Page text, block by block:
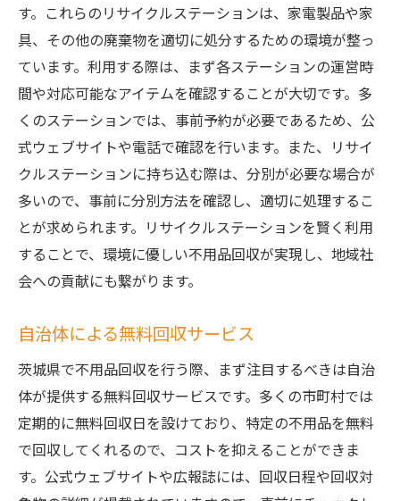
す。これらのリサイクルステーションは、家電製品や家
具、その他の廃棄物を適切に処分するための環境が整っ
ています。利用する際は、まず各ステーションの運営時
間や対応可能なアイテムを確認することが大切です。多
くのステーションでは、事前予約が必要であるため、公
式ウェブサイトや電話で確認を行います。また、リサイ
クルステーションに持ち込む際は、分別が必要な場合が
多いので、事前に分別方法を確認し、適切に処理するこ
とが求められます。リサイクルステーションを賢く利用
することで、環境に優しい不用品回収が実現し、地域社
会への貢献にも繋がります。
自治体による無料回収サービス
茨城県で不用品回収を行う際、まず注目するべきは自治
体が提供する無料回収サービスです。多くの市町村では
定期的に無料回収日を設けており、特定の不用品を無料
で回収してくれるので、コストを抑えることができま
す。公式ウェブサイトや広報誌には、回収日程や回収対